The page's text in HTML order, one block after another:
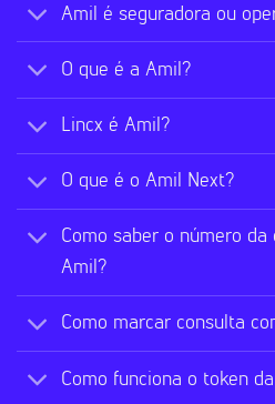
Amil é seguradora ou
O que é a Amil?
Lincx é Amil?
O que é o Amil Next?
Como saber o número da
Amil?
Como marcar consulta
Como funciona o token